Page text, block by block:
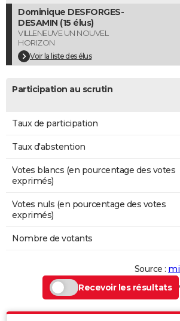
COPAINS D'AVANT
S'inscrire
Se connecter
Lycées
Collèges
Primaires
Universités
Entreprises
Service militaire
Avis de recherche
AVIS DE DÉCÈS
FORUM
Dominique DESFORGES-
DESAMIN (15 élus)
VILLENEUVE UN NOUVEL
HORIZON
Voir la liste des élus
Participation au scrutin
Taux de participation
Taux d'abstention
Votes blancs (en pourcentage des votes
exprimés)
Votes nuls (en pourcentage des votes
exprimés)
Nombre de votants
Source :
Recevoir les résultats